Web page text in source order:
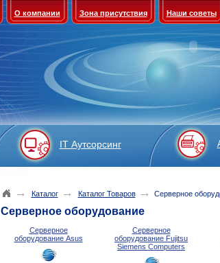
О компании Зона присутствия Наши советы
IT Аутсорсинг
→ Каталог → Каталог Товаров → Серверное
Серверное оборудование
Серверное
оборудование Asus
Серверное
оборудование Fujitsu
Siemens Computers